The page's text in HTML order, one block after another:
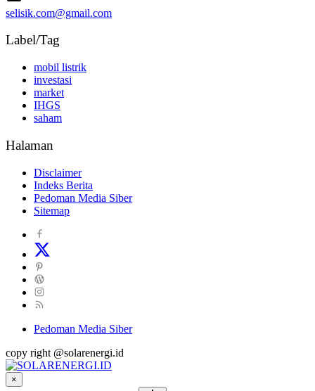
selisik.com@gmail.com
Label/Tag
mobil listrik
investasi
market
IHGS
saham
Halaman
Disclaimer
Indeks Berita
Pedoman Media Siber
Sitemap
Pedoman Media Siber
copy right @solarenergi.id
×